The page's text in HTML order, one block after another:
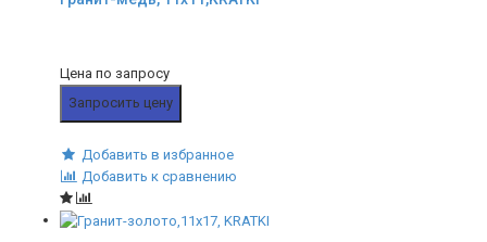
Цена по запросу
Запросить цену
Добавить в избранное
Добавить к сравнению